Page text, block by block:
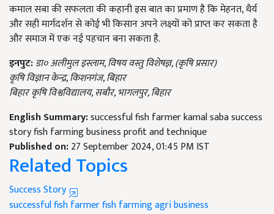
कमाल सबा की सफलता की कहानी इस बात का प्रमाण है कि मेहनत, धैर्य
और सही मार्गदर्शन से कोई भी किसान अपने लक्ष्यों को प्राप्त कर सकता है
और समाज में एक नई पहचान बना सकता है.
इनपुट:डा० अलीमुल इस्लाम,विषय वस्तु विशेषज्ञ, (कृषि प्रसार)
कृषि विज्ञान केन्द्र,किशनगंज,बिहार
बिहार कृषि विश्वविद्यालय,सबौर,भागलपुर,बिहार
English Summary:successful fish farmer kamal saba success
story fish farming business profit and technique
Published on:27 September 2024, 01:45 PM IST
Related Topics
Success Story
successful fish farmerfish farmingagri business